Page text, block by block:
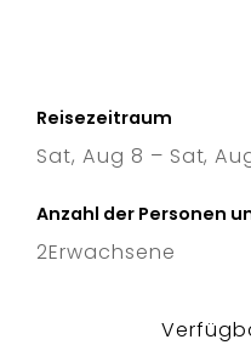
Reisezeitraum
Sat, Aug 8 – Sat,
Anzahl der Personen
2Erwachsene